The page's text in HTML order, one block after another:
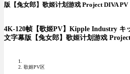
版【兔女郎】歌姬计划游戏 Project DIVA PV
4K-120帧【歌姬PV】Kipple Industry キ
文字幕版【兔女郎】歌姬计划游戏
歌姬PV区